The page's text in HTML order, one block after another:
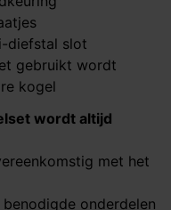
diefstal slot
gebruikt wordt
kogel
wordt altijd
met het
onderdelen